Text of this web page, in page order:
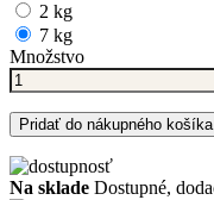
2 kg
7 kg
Množstvo
Pridať do nákupného košíka
Na sklade Dostupné,